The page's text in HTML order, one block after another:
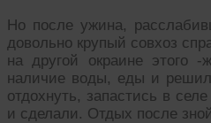
Но после ужина,
довольно крупый совхоз
на другой окраине этого
наличие воды, еды и
отдохнуть, запастись в
и сделали. Отдых после